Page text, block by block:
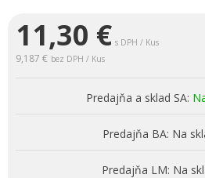
11,30 € s DPH / Kus
9,187 € bez DPH / Kus
Predajňa a sklad SA:
Predajňa BA: Na
Predajňa LM: Na